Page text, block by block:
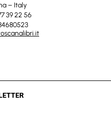
– Italy
39 22 56